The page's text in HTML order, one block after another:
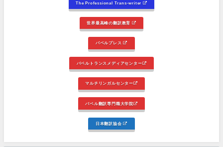
The Professional Trans-writer
世界最高峰の翻訳教育
バベルプレス
バベルトランスメディアセンター
マルチリンガルセンター
バベル翻訳専門職大学院
日本翻訳協会